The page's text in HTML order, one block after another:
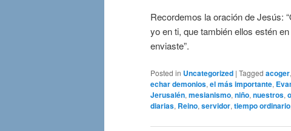
Recordemos la oración de Jesús:
yo en ti, que también ellos estén
enviaste”.
Posted in Uncategorized | Tagged acoger,
echar demonios, el más importante,
Jerusalén, mesianismo, niño, nuestros,
diarias, Reino, servidor, tiempo ordinario